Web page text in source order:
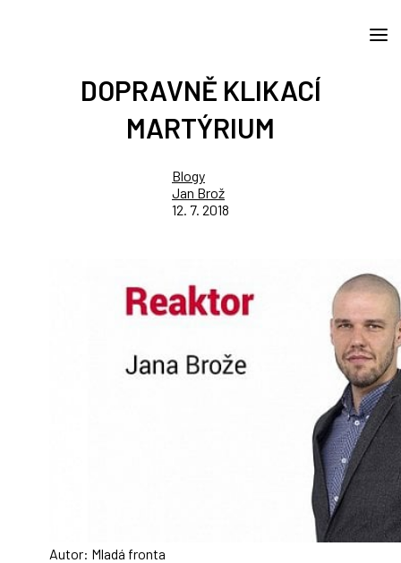
DOPRAVNĚ KLIKACÍ
MARTÝRIUM
Blogy
Jan Brož
12. 7. 2018
Autor: Mladá fronta